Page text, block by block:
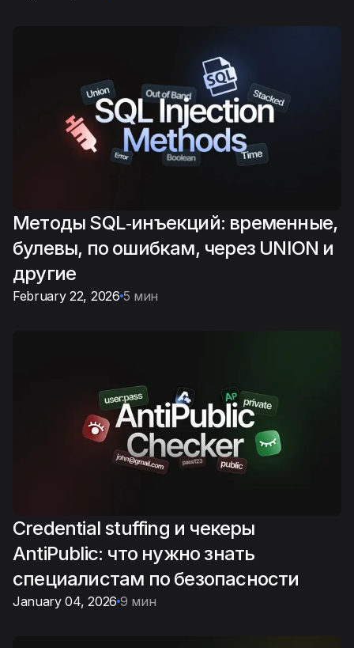
Методы SQL‑инъекций: временные,
булевы, по ошибкам, через UNION и
другие
February 22, 2026 5 мин
Credential stuffing и чекеры
AntiPublic: что нужно знать
специалистам по безопасности
January 04, 2026 9 мин